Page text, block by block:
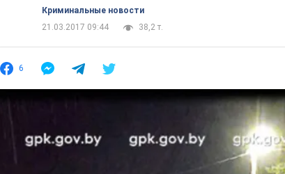
Криминальные новости
21.03.2017 09:44
38,2 т.
6